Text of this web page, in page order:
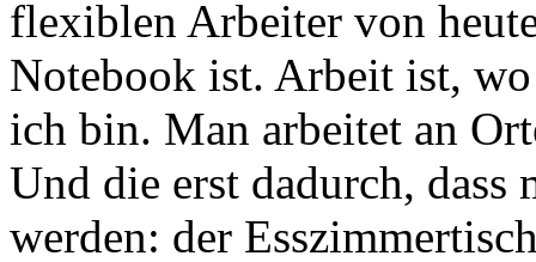
flexiblen Arbeiter von
Notebook ist. Arbeit ist,
ich bin. Man arbeitet an
Und die erst dadurch, dass
werden: der